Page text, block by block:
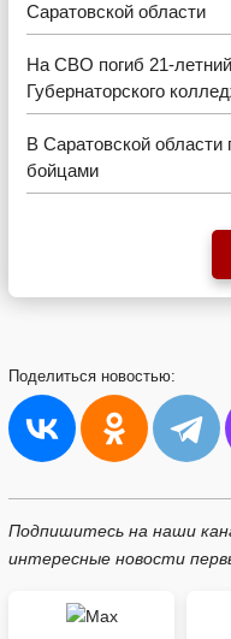
Саратовской области
На СВО погиб 21-
Губернаторского
В Саратовской
бойцами
Поделиться новостью:
Подпишитесь на наши
интересные новости